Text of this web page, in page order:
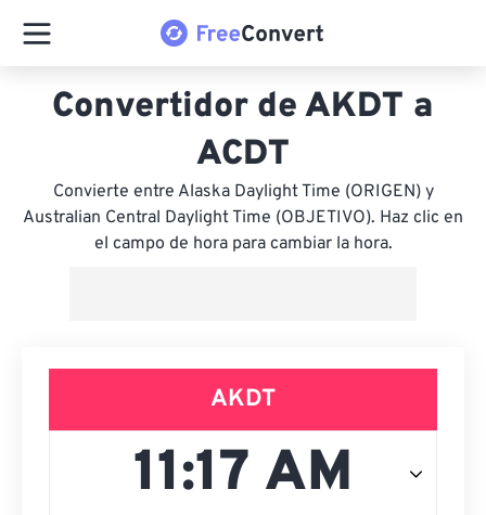
Convertidor de AKDT a
ACDT
Convierte entre Alaska Daylight Time (ORIGEN) y
Australian Central Daylight Time (OBJETIVO). Haz clic en
el campo de hora para cambiar la hora.
AKDT